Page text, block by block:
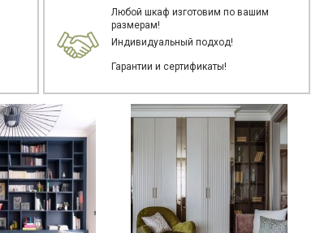
Любой шкаф изготовим по вашим
размерам!
Индивидуальный подход!
Гарантии и сертификаты!